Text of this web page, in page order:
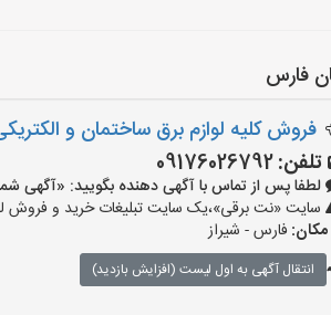
فارس
فروش کلیه لوازم برق ساختمان و
تلفن:09176026792
لطفا پس از تماس با آگهی دهنده بگویید: «آگهی شما را در
سایت «نت برقی»،یک سایت تبلیغات خرید و فروش
مکان: فارس - شیراز
انتقال آگهی به اول لیست (افزایش بازدید)